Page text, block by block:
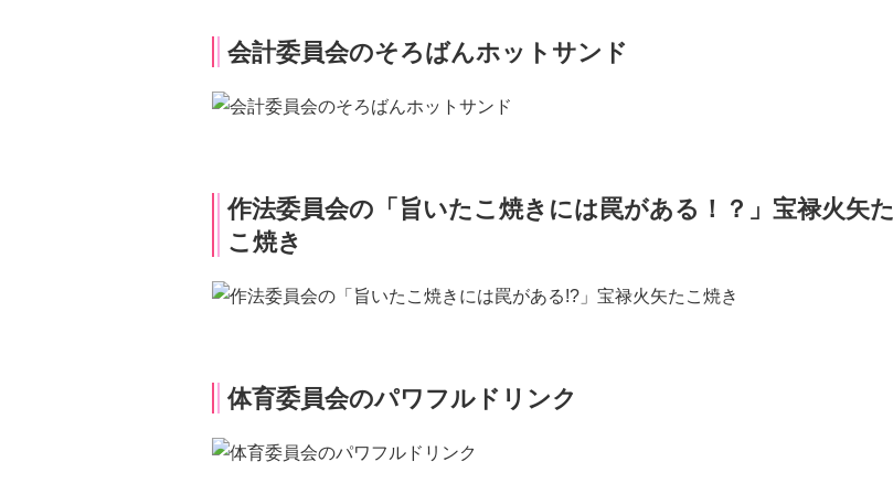
会計委員会のそろばんホットサンド
作法委員会の「旨いたこ焼きには罠がある！？」宝禄火矢た
こ焼き
体育委員会のパワフルドリンク